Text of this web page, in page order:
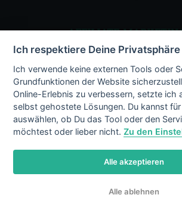
AFFILIATE-
Impressum
Kontakt
Datenschutz
Marketing.de/ LiMBo v2.8
Ich respektiere Deine Privatsphäre
Ich verwende keine externen Tools oder
Grundfunktionen der Website
Online-Erlebnis zu verbessern, setzte ich
selbst gehostete Lösungen. Du kannst
auswählen, ob Du das Tool oder den
möchtest oder lieber nicht.Zu den
Alle akzeptieren
Alle ablehnen